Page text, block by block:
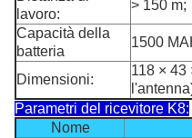
lavoro:
> 150 m;
Capacità della
batteria
1500
Dimensioni:
118 × 43
Parametri del ricevitore K8:
Nome